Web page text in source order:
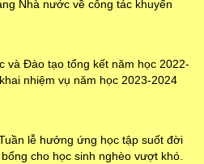
Nhà nước về công tác khuyến
và Đào tạo tổng kết năm học 2022-
nhiệm vụ năm học 2023-2024
lễ hưởng ứng học tập suốt đời
cho học sinh nghèo vượt khó.